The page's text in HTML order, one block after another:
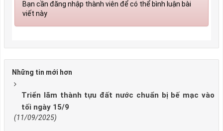
Bạn cần đăng nhập thành viên để có thể bình luận bài
viết này
Những tin mới hơn
Triển lãm thành tựu đất nước chuẩn bị bế mạc vào
tối ngày 15/9
(11/09/2025)